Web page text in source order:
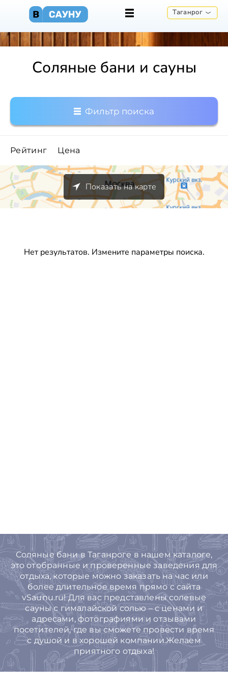
Таганрог
Соляные бани и сауны
Фильтр поиска
Рейтинг Цена
Показать на карте
Нет результатов. Измените параметры поиска.
Соляные бани в Таганроге в нашем каталоге,
это отобранные и проверенные заведения для
отдыха, которые можно заказать на час или
более длительное время прямо с сайта
vSaunu.ru! Для вас представлены солевые
сауны с гималайской солью – с ценами и
адресами, фотографиями и отзывами
посетителей, где вы сможете провести время
с душой и в хорошей компании.Желаем
приятного отдыха!